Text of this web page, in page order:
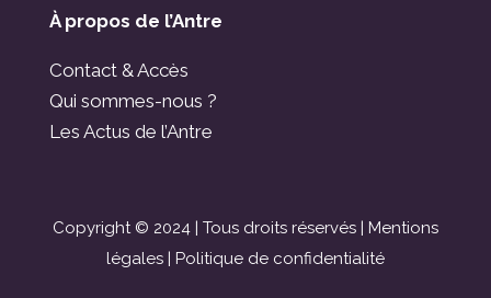
À propos de l’Antre
Contact & Accès
Qui sommes-nous ?
Les Actus de l’Antre
Copyright © 2024 | Tous droits réservés | Mentions
légales| Politique de confidentialité